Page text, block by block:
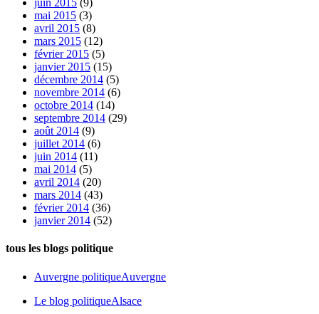
juin 2015 (9)
mai 2015 (3)
avril 2015 (8)
mars 2015 (12)
février 2015 (5)
janvier 2015 (15)
décembre 2014 (5)
novembre 2014 (6)
octobre 2014 (14)
septembre 2014 (29)
août 2014 (9)
juillet 2014 (6)
juin 2014 (11)
mai 2014 (5)
avril 2014 (20)
mars 2014 (43)
février 2014 (36)
janvier 2014 (52)
tous les blogs politique
Auvergne politiqueAuvergne
Le blog politiqueAlsace